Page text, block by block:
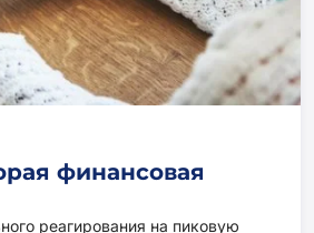
финансовая
реагирования на пиковую